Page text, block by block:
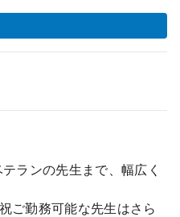
ランの先生まで、幅広く
ご勤務可能な先生はさら